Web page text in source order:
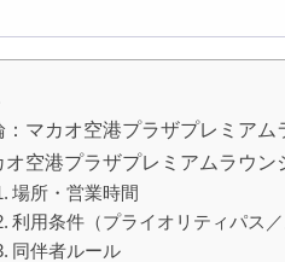
：マカオ空港プラザプレミアム
オ空港プラザプレミアムラウン
場所・営業時間
利用条件（プライオリティパス
同伴者ルール